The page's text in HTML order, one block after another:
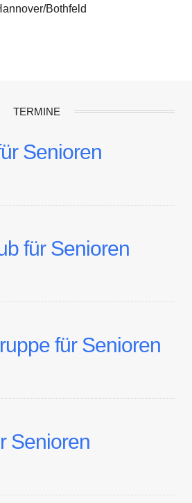
Bothfeld
TERMINE
Senioren
für Senioren
für Senioren
Senioren